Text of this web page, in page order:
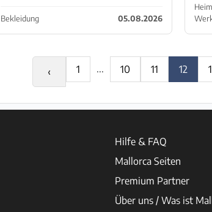
Bekleidung 05.08.2026
‹ 1 ... 10 11 12
Hilfe & FAQ
Mallorca Seiten
Premium Partner
Über uns / Was ist